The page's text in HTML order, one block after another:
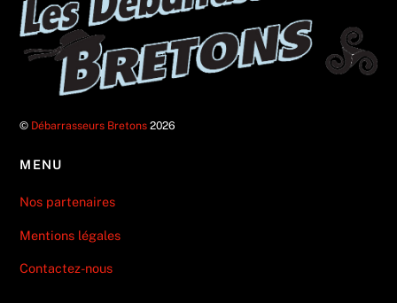
© Débarrasseurs Bretons 2026
MENU
Nos partenaires
Mentions légales
Contactez-nous